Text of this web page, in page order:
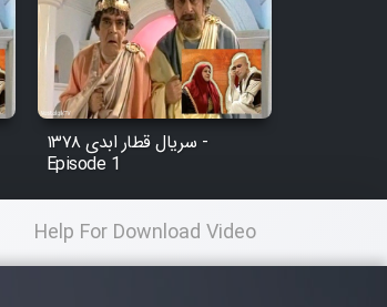
سریال قطار ابدی ۱۳۷۸ -
Episode 1
Help For Download Video